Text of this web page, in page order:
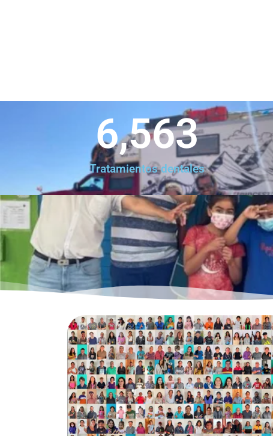
Tratamientos dentales
6,563